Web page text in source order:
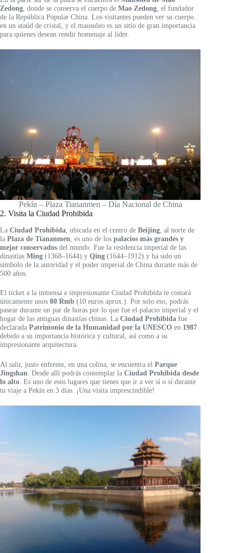
Zedong , donde se conserva el cuerpo de Mao Zedong , el fundador
de la República Popular China. Los visitantes pueden ver su cuerpo
en un ataúd de cristal, y el mausoleo es un sitio de gran importancia
para quienes desean rendir homenaje al líder.
Pekín – Plaza Tiananmen – Día Nacional de China
2. Visita la Ciudad Prohibida
La Ciudad Prohibida , ubicada en el centro de Beijing , al norte de
la Plaza de Tiananmen , es uno de los palacios más grandes y
mejor conservados del mundo. Fue la residencia imperial de las
dinastías Ming (1368–1644) y Qing (1644–1912) y ha sido un
símbolo de la autoridad y el poder imperial de China durante más de
500 años.
El ticket a la inmensa e impresionante Ciudad Prohibida te costará
únicamente unos 80 Rmb (10 euros aprox.). Por solo eso, podrás
pasear durante un par de horas por lo que fue el palacio imperial y el
hogar de las antiguas dinastías chinas. La Ciudad Prohibida fue
declarada Patrimonio de la Humanidad por la UNESCO en 1987
debido a su importancia histórica y cultural, así como a su
impresionante arquitectura.
Al salir, justo enfrente, en una colina, se encuentra el Parque
Jingshan . Desde allí podrás contemplar la Ciudad Prohibida desde
lo alto . Es uno de esos lugares que tienes que ir a ver sí o sí durante
tu viaje a Pekín en 3 días. ¡Una visita imprescindible!